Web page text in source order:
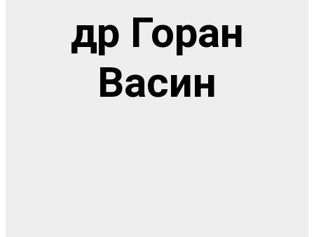
др Горан
Васин